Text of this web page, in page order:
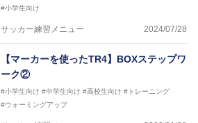
#小学生向け
サッカー練習メニュー 2024/07/28
【マーカーを使ったTR4】BOXステップワ
ーク②
#小学生向け #中学生向け #高校生向け #トレーニング
#ウォーミングアップ